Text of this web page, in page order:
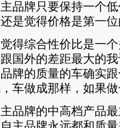
牌只要保持一个低
是觉得价格是第一
综合性价比是一个
国外的差距最大的
牌的质量的车确实
车做成那样，如果
牌的中高档产品最